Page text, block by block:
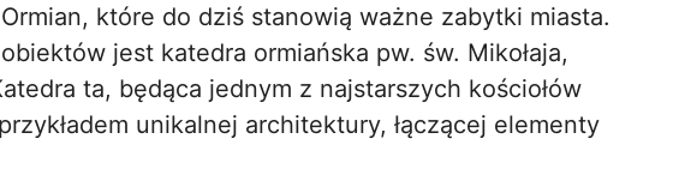
które do dziś stanowią ważne zabytki miasta.
jest katedra ormiańska pw. św. Mikołaja,
ta, będąca jednym z najstarszych kościołów
unikalnej architektury, łączącej elementy